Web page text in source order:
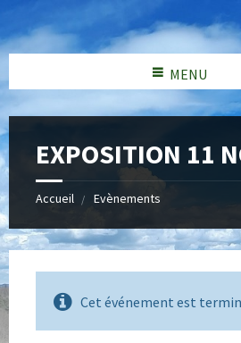
MENU
EXPOSITION 11
Accueil Evènements
Cet événement est